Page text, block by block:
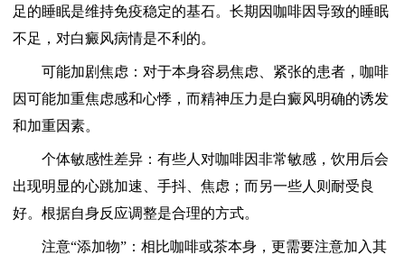
足的睡眠是维持免疫稳定的基石。长期因咖啡因导致的睡眠
不足，对白癜风病情是不利的。
可能加剧焦虑：对于本身容易焦虑、紧张的患者，咖啡
因可能加重焦虑感和心悸，而精神压力是白癜风明确的诱发
和加重因素。
个体敏感性差异：有些人对咖啡因非常敏感，饮用后会
出现明显的心跳加速、手抖、焦虑；而另一些人则耐受良
好。根据自身反应调整是合理的方式。
注意“添加物”：相比咖啡或茶本身，更需要注意加入其